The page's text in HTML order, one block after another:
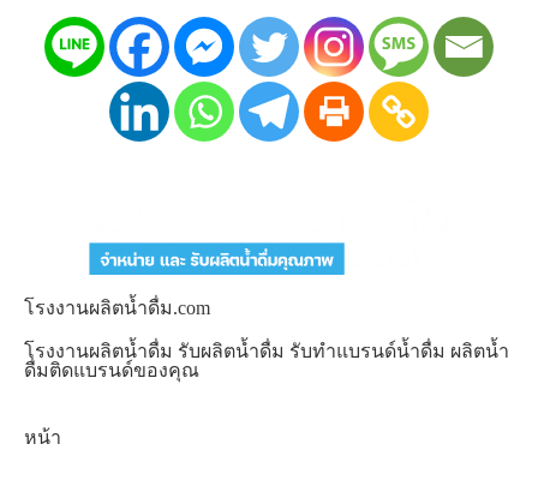
โรงงานผลิตน้ำดื่ม.com
โรงงานผลิตน้ำดื่ม รับผลิตน้ำดื่ม รับทำแบรนด์น้ำดื่ม ผลิตน้ำ
ดื่มติดแบรนด์ของคุณ
หน้า